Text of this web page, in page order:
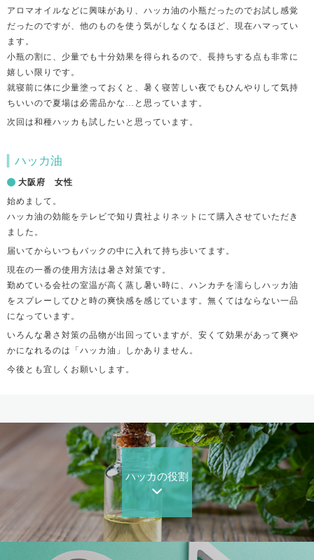
アロマオイルなどに興味があり、ハッカ油の小瓶だったのでお試し感覚
だったのですが、他のものを使う気がしなくなるほど、現在ハマってい
ます。
小瓶の割に、少量でも十分効果を得られるので、長持ちする点も非常に
嬉しい限りです。
就寝前に体に少量塗っておくと、暑く寝苦しい夜でもひんやりして気持
ちいいので夏場は必需品かな…と思っています。
次回は和種ハッカも試したいと思っています。
ハッカ油
大阪府 女性
始めまして。
ハッカ油の効能をテレビで知り貴社よりネットにて購入させていただき
ました。
届いてからいつもバックの中に入れて持ち歩いてます。
現在の一番の使用方法は暑さ対策です。
勤めている会社の室温が高く蒸し暑い時に、ハンカチを濡らしハッカ油
をスプレーしてひと時の爽快感を感じています。無くてはならない一品
になっています。
いろんな暑さ対策の品物が出回っていますが、安くて効果があって爽や
かになれるのは「ハッカ油」しかありません。
今後とも宜しくお願いします。
ハッカの役割